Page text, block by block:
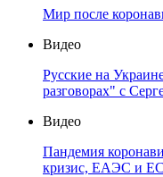
Мир после
Видео
Русские на
разговорах" с
Видео
Пандемия
кризис, ЕАЭС и